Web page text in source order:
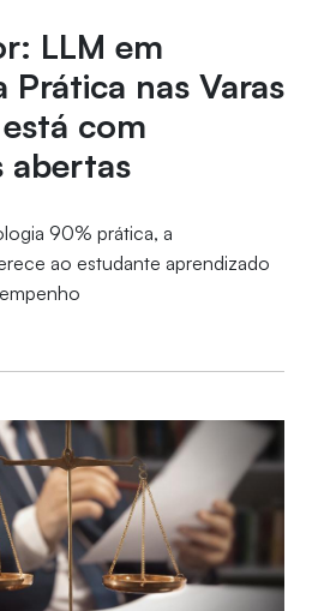
LLM em
Prática nas Varas
com
abertas
90% prática, a
ao estudante aprendizado